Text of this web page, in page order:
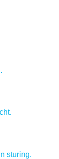
sturing.